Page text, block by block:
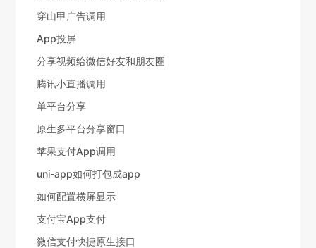
穿山甲广告调用
App投屏
分享视频给微信好友和朋友圈
腾讯小直播调用
单平台分享
原生多平台分享窗口
苹果支付App调用
uni-app如何打包成app
如何配置横屏显示
支付宝App支付
微信支付快捷原生接口